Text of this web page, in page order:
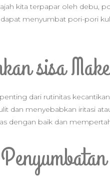
kita terpapar oleh debu,
menyumbat pori-pori
sisa
dari rutinitas
dan menyebabkan iritasi
dengan baik dan